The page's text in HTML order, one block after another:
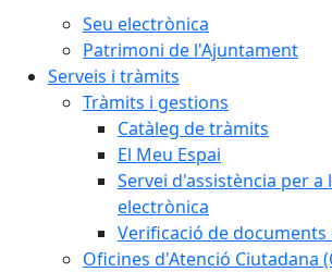
Seu electrònica
Patrimoni de l'Ajuntament
Serveis i tràmits
Tràmits i gestions
Catàleg de tràmits
El Meu Espai
Servei d'assistència per
electrònica
Verificació de documents
Oficines d'Atenció Ciutadana